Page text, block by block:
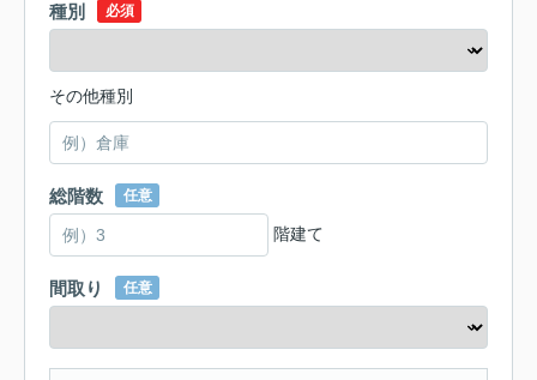
種別 必須
その他種別
総階数 任意
階建て
間取り 任意